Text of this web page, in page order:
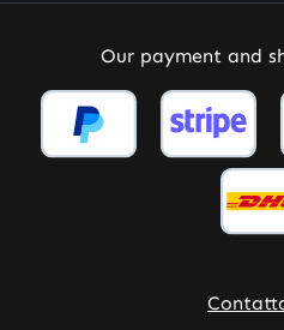
Our payment and